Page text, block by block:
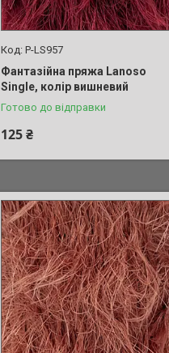
P-LS957
Фантазійна пряжа Lanoso
Single, колір вишневий
Готово до відправки
125 ₴